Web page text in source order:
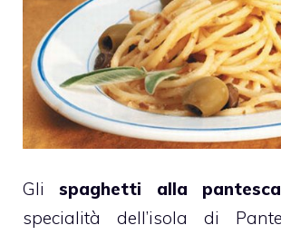
Glispaghetti alla pantesca
specialità dell’isola di